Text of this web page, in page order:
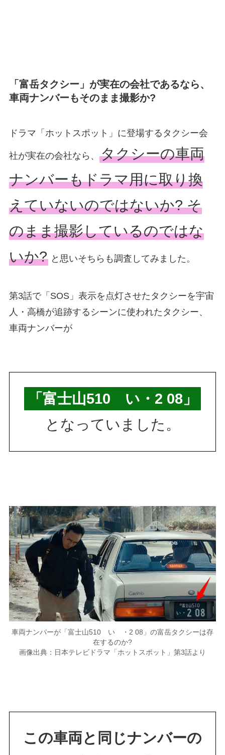
「富岳タクシー」が実在の会社であるなら、
車両ナンバーもそのまま撮影か?
ドラマ「ホットスポット」に登場するタクシー会
社が実在の会社なら、 タクシーの車両
ナンバーもドラマ用に取り換
えていないのではないか? そ
のまま撮影しているのではな
いか?と思いそちらも調査してみました。
第3話で「SOS」表示を点灯させたタクシーを宇宙
人・高橋が追跡するシーンに使われたタクシー、
車両ナンバーが
「富士山510 い・2 08」
となっていました。
車両ナンバーが「富士山510 い ・2 08」の富岳タクシーは存
在するのか?
画像出典：日本テレビドラマ「ホットスポット」第3話より
この車両と同じナンバーの